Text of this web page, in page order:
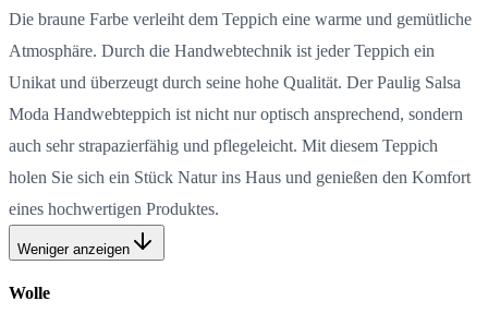
Die braune Farbe verleiht dem Teppich eine warme und gemütliche
Atmosphäre. Durch die Handwebtechnik ist jeder Teppich ein
Unikat und überzeugt durch seine hohe Qualität. Der Paulig Salsa
Moda Handwebteppich ist nicht nur optisch ansprechend, sondern
auch sehr strapazierfähig und pflegeleicht. Mit diesem Teppich
holen Sie sich ein Stück Natur ins Haus und genießen den Komfort
eines hochwertigen Produktes.
Weniger anzeigen
Wolle